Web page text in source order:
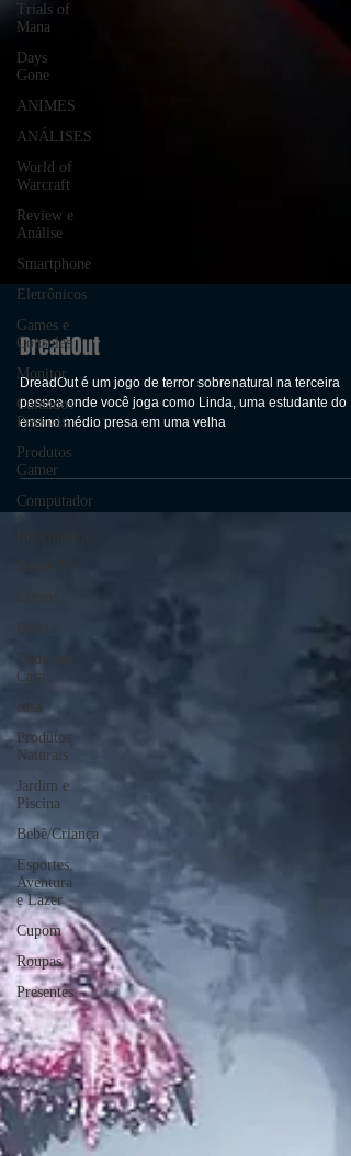
Trials of
Mana
Days
Gone
ANIMES
ANÁLISES
World of
Warcraft
Review e
Análise
Smartphone
Eletrônicos
Games e
Consoles
Monitor
Cuidados
Pessoais
Produtos
Gamer
Computador
e
Casa
casa
Produtos
Naturais
Jardim e
Piscina
Bebê/Criança
Esportes,
Aventura
e Lazer
Cupom
Roupas
Presentes
DreadOut
DreadOut é um jogo de terror sobrenatural na terceira
pessoa onde você joga como Linda, uma estudante do
ensino médio presa em uma velha